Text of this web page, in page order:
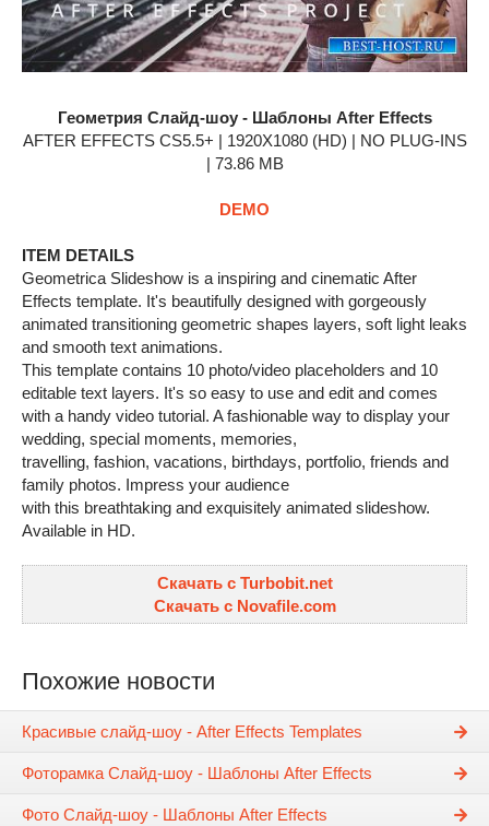
Геометрия Слайд-шоу - Шаблоны After Effects
AFTER EFFECTS CS5.5+ | 1920X1080 (HD) | NO PLUG-INS
| 73.86 MB
DEMO
ITEM DETAILS
Geometrica Slideshow is a inspiring and cinematic After
Effects template. It's beautifully designed with gorgeously
animated transitioning geometric shapes layers, soft light leaks
and smooth text animations.
This template contains 10 photo/video placeholders and 10
editable text layers. It's so easy to use and edit and comes
with a handy video tutorial. A fashionable way to display your
wedding, special moments, memories,
travelling, fashion, vacations, birthdays, portfolio, friends and
family photos. Impress your audience
with this breathtaking and exquisitely animated slideshow.
Available in HD.
Скачать с Turbobit.net
Скачать с Novafile.com
Похожие новости
Красивые слайд-шоу - After Effects Templates
Фоторамка Слайд-шоу - Шаблоны After Effects
Фото Слайд-шоу - Шаблоны After Effects